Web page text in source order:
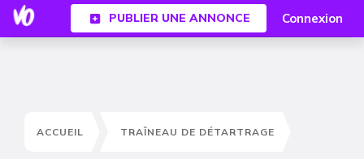
PUBLIER UNE ANNONCE Connexion
ACCUEIL TRAÎNEAU DE DÉTARTRAGE